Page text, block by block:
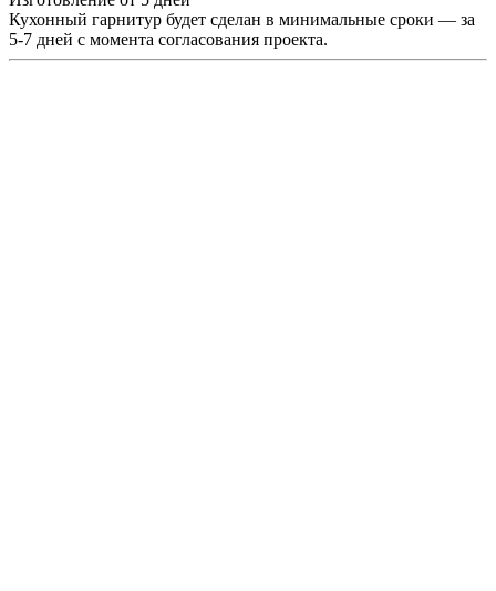
Кухонный гарнитур будет сделан в минимальные сроки — за
5-7 дней с момента согласования проекта.